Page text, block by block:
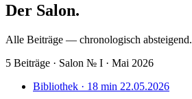
Der Salon.
Alle Beiträge — chronologisch absteigend.
5 Beiträge · Salon № I · Mai 2026
Bibliothek · 18 min 22.05.2026